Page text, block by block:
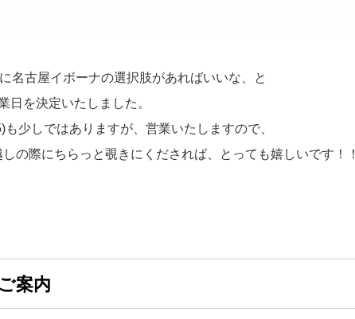
名古屋イボーナの選択肢があればいいな、と
日を決定いたしました。
も少しではありますが、営業いたしますので、
の際にちらっと覗きにくだされば、とっても嬉しいです！！
案内